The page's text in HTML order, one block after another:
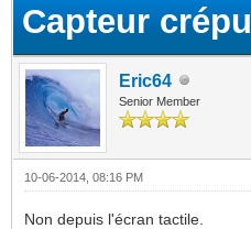
Capteur
Eric64
Senior Member
10-06-2014, 08:16 PM
Non depuis l'écran tactile.